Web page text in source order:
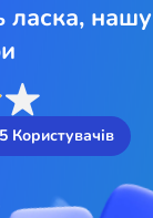
ласка, нашу
Користувачів